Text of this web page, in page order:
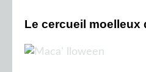
Le cercueil moelleux